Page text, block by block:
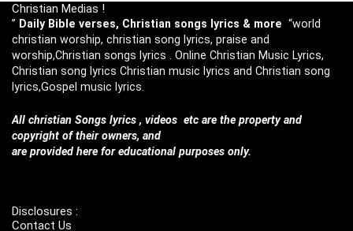
Christian Medias !
” Daily Bible verses, Christian songs lyrics & more “world
christian worship, christian song lyrics, praise and
worship,Christian songs lyrics . Online Christian Music Lyrics,
Christian song lyrics Christian music lyrics and Christian song
lyrics,Gospel music lyrics.
All christian Songs lyrics , videos etc are the property and
copyright of their owners, and
are provided here for educational purposes only.
Disclosures :
Contact Us